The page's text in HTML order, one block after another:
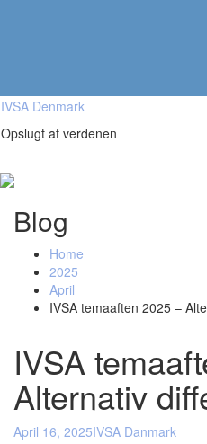
IVSA Denmark
Opslugt af verdenen
Blog
Home
2025
April
IVSA temaaften 2025 –
IVSA
Alternativ
April 16, 2025IVSA Danmark